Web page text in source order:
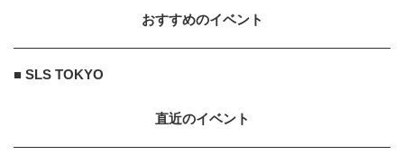
おすすめのイベント
■ SLS TOKYO
直近のイベント